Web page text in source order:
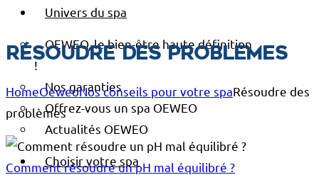
Univers du spa
OEWEO, le bien-être haute définition
!
Nos garanties
Offrez-vous un spa OEWEO
Actualités OEWEO
Choisir votre spa
Résoudre des problèmes
HomeOeweoNos conseils pour votre spaRésoudre des
problèmes
Comment résoudre un pH mal équilibré ?